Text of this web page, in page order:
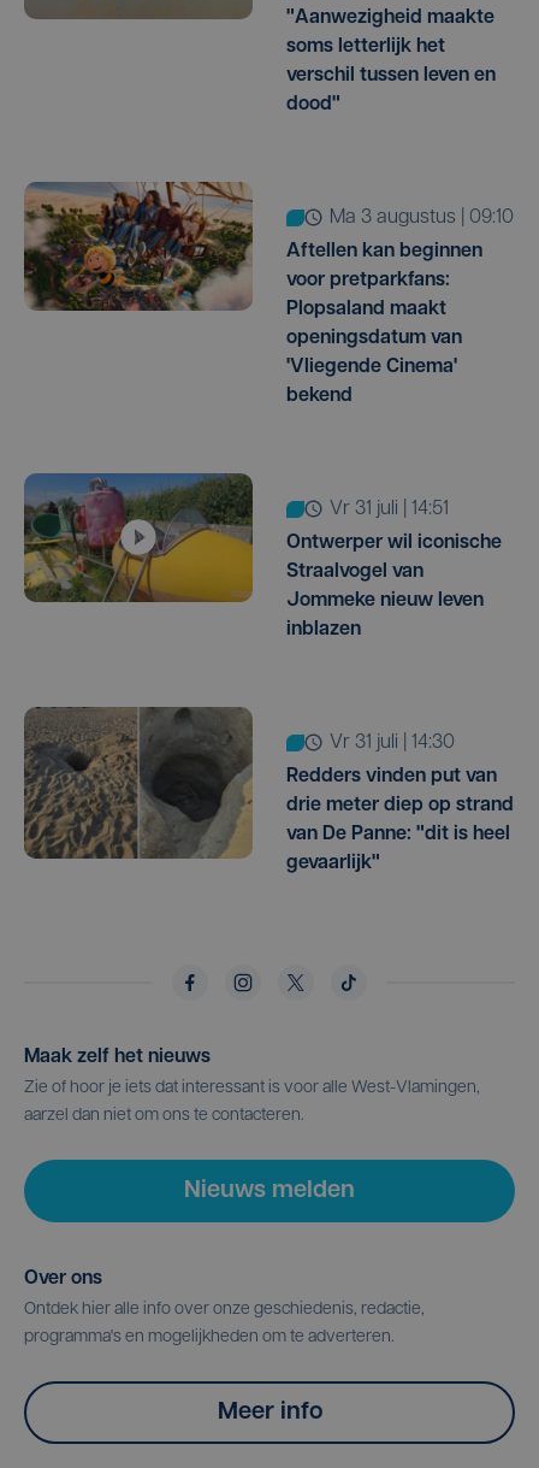
"Aanwezigheid maakte
soms letterlijk het
verschil tussen leven en
dood"
ma 3 augustus | 09:10
Aftellen kan beginnen
voor pretparkfans:
Plopsaland maakt
openingsdatum van
'Vliegende Cinema'
bekend
vr 31 juli | 14:51
Ontwerper wil iconische
Straalvogel van
Jommeke nieuw leven
inblazen
vr 31 juli | 14:30
Redders vinden put van
drie meter diep op strand
van De Panne: "dit is heel
gevaarlijk"
Maak zelf het nieuws
Zie of hoor je iets dat interessant is voor alle West-Vlamingen,
aarzel dan niet om ons te contacteren.
Nieuws melden
Over ons
Ontdek hier alle info over onze geschiedenis, redactie,
programma's en mogelijkheden om te adverteren.
Meer info